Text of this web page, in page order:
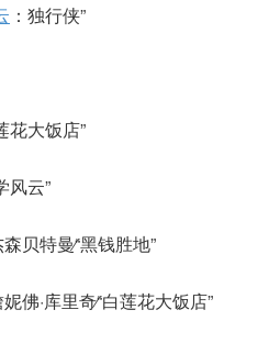
：独行侠”
花大饭店”
风云”
贝特曼∕“黑钱胜地”
佛·库里奇∕“白莲花大饭店”